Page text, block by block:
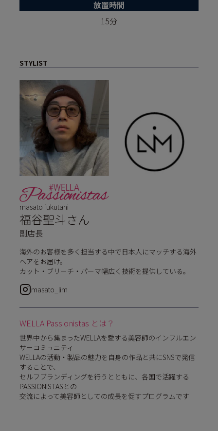
放置時間
15分
STYLIST
masato fukutani
福谷聖斗さん
副店長
海外のお客様を多く担当する中で日本人にマッチする海外
ヘアをお届け。
カット・ブリーチ・パーマ幅広く技術を提供している。
masato_lim
WELLA Passionistas とは？
世界中から集まったWELLAを愛する美容師のインフルエン
サーコミュニティ
WELLAの活動・製品の魅力を自身の作品と共にSNSで発信
することで、
セルフブランディングを行うとともに、各国で活躍する
PASSIONISTASとの
交流によって美容師としての成長を促すプログラムです